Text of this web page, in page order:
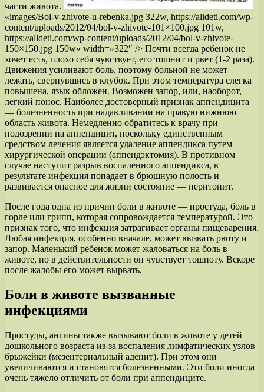
части живота.
«images/Bol-v-zhivote-u-rebenka.jpg 322w, https://alldeti.com/wp-
content/uploads/2012/04/bol-v-zhivote-101×100.jpg 101w,
https://alldeti.com/wp-content/uploads/2012/04/bol-v-zhivote-
150×150.jpg 150w» width=»322″ /> Почти всегда ребенок не
хочет есть, плохо себя чувствует, его тошнит и рвет (1-2 раза).
Движения усиливают боль, поэтому больной не может
лежать, свернувшись в клубок. При этом температура слегка
повышена, язык обложен. Возможен запор, или, наоборот,
легкий понос. Наиболее достоверный признак аппендицита
— болезненность при надавливании на правую нижнюю
область живота. Немедленно обратитесь к врачу при
подозрении на аппендицит, поскольку единственным
средством лечения является удаление аппендикса путем
хирургической операции (аппендэктомия). В противном
случае наступит разрыв воспаленного аппендикса, в
результате инфекция попадает в брюшную полость и
развивается опасное для жизни состояние — перитонит.
После года одна из причин боли в животе — простуда, боль в
горле или грипп, которая сопровождается температурой. Это
признак того, что инфекция затрагивает органы пищеварения.
Любая инфекция, особенно вначале, может вызвать рвоту и
запор. Маленький ребенок может жаловаться на боль в
животе, но в действительности он чувствует тошноту. Вскоре
после жалобы его может вырвать.
Боли в животе вызванные
инфекциями
Простуды, ангины также вызывают боли в животе у детей
дошкольного возраста из-за воспаления лимфатических узлов
брыжейки (мезентериальный аденит). При этом они
увеличиваются и становятся болезненными. Эти боли иногда
очень тяжело отличить от боли при аппендиците.